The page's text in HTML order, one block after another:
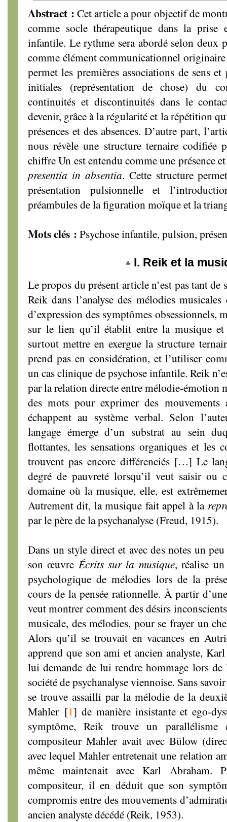
Abstract : Cet article a pour objectif de
comme socle thérapeutique dans la prise
infantile. Le rythme sera abordé selon deux
comme élément communicationnel
permet les premières associations de sens
initiales (représentation de chose) du
continuités et discontinuités dans le
devenir, grâce à la régularité et la répétition
présences et des absences. D’autre part,
nous révèle une structure ternaire codifiée
chiffre Un est entendu comme une présence
presentia in absentia. Cette structure
présentation pulsionnelle et
préambules de la figuration moïque et la
Mots clés : Psychose infantile, pulsion,
I. Reik et la
Le propos du présent article n’est pas tant de
Reik dans l’analyse des mélodies
d’expression des symptômes obsessionnels,
sur le lien qu’il établit entre la musique
surtout mettre en exergue la structure
prend pas en considération, et l’utiliser
un cas clinique de psychose infantile. Reik
par la relation directe entre mélodie-émotion
des mots pour exprimer des mouvements
échappent au système verbal. Selon
langage émerge d’un substrat au sein
flottantes, les sensations organiques et les
trouvent pas encore différenciés […] Le
degré de pauvreté lorsqu’il veut saisir ou
domaine où la musique, elle, est
Autrement dit, la musique fait appel à la
par le père de la psychanalyse (Freud, 1915).
Dans un style direct et avec des notes un
son œuvre Écrits sur la musique, réalise
psychologique de mélodies lors de la
cours de la pensée rationnelle. À partir
veut montrer comment des désirs
musicale, des mélodies, pour se frayer un
Alors qu’il se trouvait en vacances en
apprend que son ami et ancien analyste,
lui demande de lui rendre hommage lors
société de psychanalyse viennoise. Sans
se trouve assailli par la mélodie de la
Mahler [1] de manière insistante et ego-
symptôme, Reik trouve un
compositeur Mahler avait avec Bülow
avec lequel Mahler entretenait une relation
même maintenait avec Karl Abraham.
compositeur, il en déduit que son
compromis entre des mouvements
ancien analyste décédé (Reik, 1953).